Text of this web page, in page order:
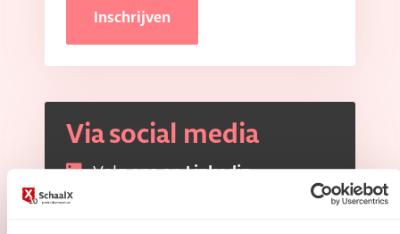
Inschrijven
Via social media
Volg ons opLinkedin